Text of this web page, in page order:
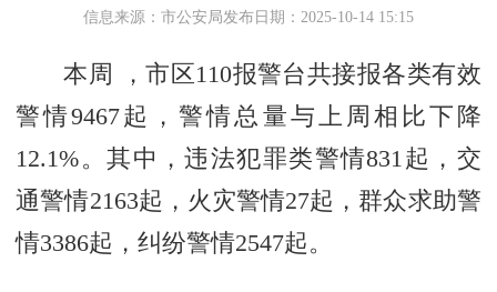
信息来源：市公安局发布日期：2025-10-14 15:15
本周 ，市区110报警台共接报各类有效
警情9467起，警情总量与上周相比下降
12.1%。其中，违法犯罪类警情831起，交
通警情2163起，火灾警情27起，群众求助警
情3386起，纠纷警情2547起。